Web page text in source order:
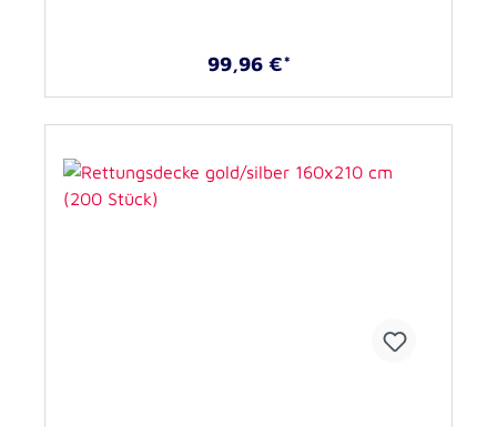
99,96 €*